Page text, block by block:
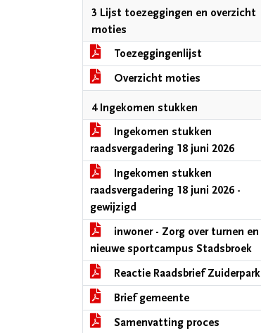
3 Lijst toezeggingen en overzicht
moties
Toezeggingenlijst
Overzicht moties
4 Ingekomen stukken
Ingekomen stukken
raadsvergadering 18 juni 2026
Ingekomen stukken
raadsvergadering 18 juni 2026 -
gewijzigd
inwoner - Zorg over turnen en
nieuwe sportcampus Stadsbroek
Reactie Raadsbrief Zuiderpark
Brief gemeente
Samenvatting proces